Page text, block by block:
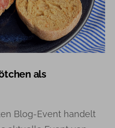
als
Blog-Event handelt